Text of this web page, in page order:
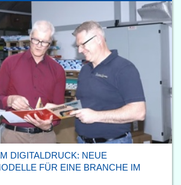
DIGITALDRUCK: NEUE
FÜR EINE BRANCHE IM